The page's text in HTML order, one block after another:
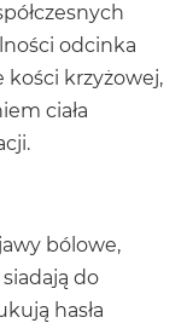
odcinka
kości krzyżowej,
ciała
bólowe,
do
hasła